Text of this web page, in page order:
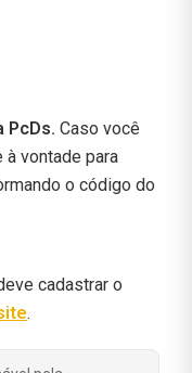
PcDs. Caso você
vontade para
o código do
cadastrar o
.